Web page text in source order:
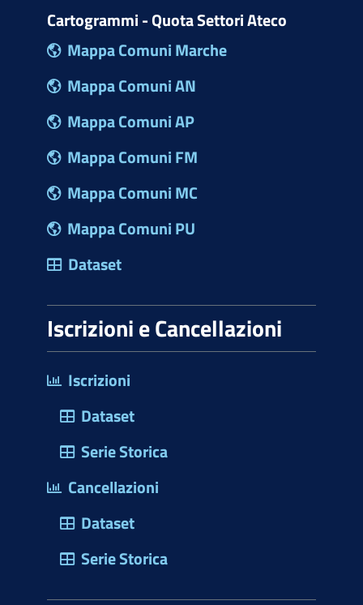
Cartogrammi - Quota Settori Ateco
Mappa Comuni Marche
Mappa Comuni AN
Mappa Comuni AP
Mappa Comuni FM
Mappa Comuni MC
Mappa Comuni PU
Dataset
Iscrizioni e Cancellazioni
Iscrizioni
Dataset
Serie Storica
Cancellazioni
Dataset
Serie Storica